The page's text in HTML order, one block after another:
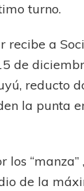
turno.
recibe a
de
reducto
la punta
los “manza”
de la